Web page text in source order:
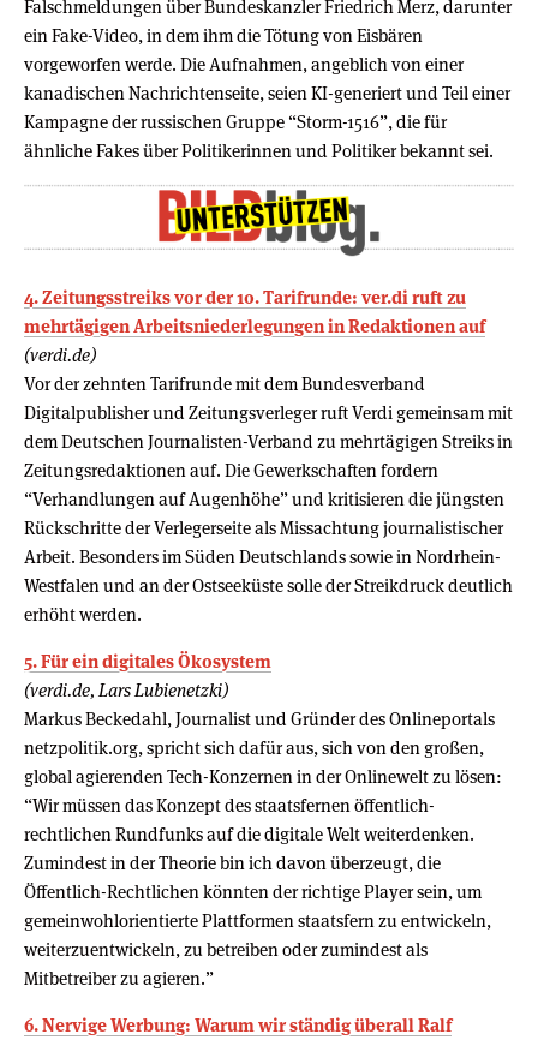
Falschmeldungen über Bundeskanzler Friedrich Merz, darunter
ein Fake-Video, in dem ihm die Tötung von Eisbären
vorgeworfen werde. Die Aufnahmen, angeblich von einer
kanadischen Nachrichtenseite, seien KI-generiert und Teil einer
Kampagne der russischen Gruppe “Storm-1516”, die für
ähnliche Fakes über Politikerinnen und Politiker bekannt sei.
4. Zeitungsstreiks vor der 10. Tarifrunde: ver.di ruft zu
mehrtägigen Arbeitsniederlegungen in Redaktionen auf
(verdi.de)
Vor der zehnten Tarifrunde mit dem Bundesverband
Digitalpublisher und Zeitungsverleger ruft Verdi gemeinsam mit
dem Deutschen Journalisten-Verband zu mehrtägigen Streiks in
Zeitungsredaktionen auf. Die Gewerkschaften fordern
“Verhandlungen auf Augenhöhe” und kritisieren die jüngsten
Rückschritte der Verlegerseite als Missachtung journalistischer
Arbeit. Besonders im Süden Deutschlands sowie in Nordrhein-
Westfalen und an der Ostseeküste solle der Streikdruck deutlich
erhöht werden.
5. Für ein digitales Ökosystem
(verdi.de, Lars Lubienetzki)
Markus Beckedahl, Journalist und Gründer des Onlineportals
netzpolitik.org, spricht sich dafür aus, sich von den großen,
global agierenden Tech-Konzernen in der Onlinewelt zu lösen:
“Wir müssen das Konzept des staatsfernen öffentlich-
rechtlichen Rundfunks auf die digitale Welt weiterdenken.
Zumindest in der Theorie bin ich davon überzeugt, die
Öffentlich-Rechtlichen könnten der richtige Player sein, um
gemeinwohlorientierte Plattformen staatsfern zu entwickeln,
weiterzuentwickeln, zu betreiben oder zumindest als
Mitbetreiber zu agieren.”
6. Nervige Werbung: Warum wir ständig überall Ralf